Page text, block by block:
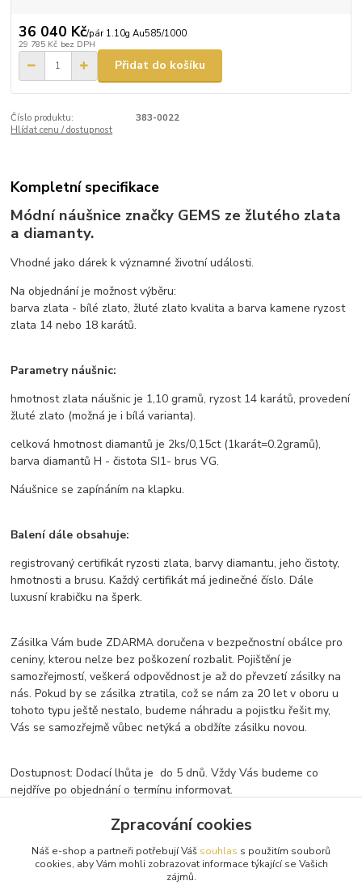
36 040 Kč/pár 1.10g Au585/1000
29 785 Kč bez DPH
Přidat do košíku
Číslo produktu:
383-0022
Hlídat cenu / dostupnost
Kompletní specifikace
Módní náušnice značky GEMS ze žlutého zlata
a diamanty.
Vhodné jako dárek k významné životní události.
Na objednání je možnost výběru:
barva zlata - bílé zlato, žluté zlato kvalita a barva kamene ryzost
zlata 14 nebo 18 karátů.
Parametry náušnic:
hmotnost zlata náušnic je 1,10 gramů, ryzost 14 karátů, provedení
žluté zlato (možná je i bílá varianta).
celková hmotnost diamantů je 2ks/0,15ct (1karát=0.2gramů),
barva diamantů H - čistota SI1- brus VG.
Náušnice se zapínáním na klapku.
Balení dále obsahuje:
registrovaný certifikát ryzosti zlata, barvy diamantu, jeho čistoty,
hmotnosti a brusu. Každý certifikát má jedinečné číslo. Dále
luxusní krabičku na šperk.
Zásilka Vám bude ZDARMA doručena v bezpečnostní obálce pro
ceniny, kterou nelze bez poškození rozbalit. Pojištění je
samozřejmostí, veškerá odpovědnost je až do převzetí zásilky na
nás. Pokud by se zásilka ztratila, což se nám za 20 let v oboru u
tohoto typu ještě nestalo, budeme náhradu a pojistku řešit my,
Vás se samozřejmě vůbec netýká a obdžíte zásilku novou.
Dostupnost: Dodací lhůta je do 5 dnů. Vždy Vás budeme co
nejdříve po objednání o termínu informovat.
Zboží zařazeno v kategoriích
Zpracování cookies
Náš e-shop a partneři potřebují Váš souhlas s použitím souborů
cookies, aby Vám mohli zobrazovat informace týkající se Vašich
zájmů.